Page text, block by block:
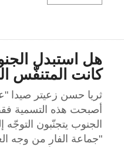
هل استبدل
كانت المتنفّس
ثريا حسن زعيتر صيدا
أصبحت هذه التسمية
الجنوب يتجنّبون التوجّه
"جماعة الفار من وجه